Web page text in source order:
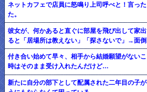
ネットカフェで店員に怒鳴り上司呼べと！言っ
た。
彼女が、何かあると直ぐに部屋を飛び出して家
ると「居場所は教えない」「探さないで」→面
付き合い始めて早々、相手から結婚願望がない
時はそのまま受け入れたんだけど…
新たに自分の部下として配属された二年目の子